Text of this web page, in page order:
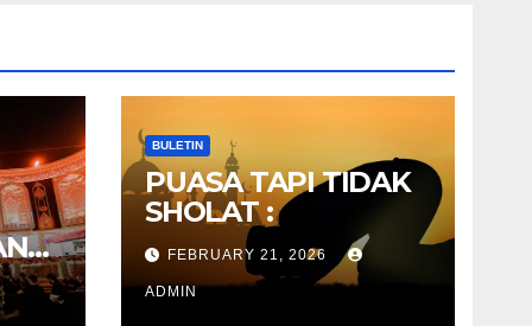
BULETIN
PUASA TAPI TIDAK
SHOLAT :
FEBRUARY 21, 2026
ADMIN